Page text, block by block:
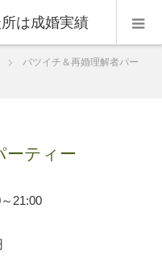
は成婚実績
)へ。バツイチ＆再婚理解者パー
ーティー
21:00